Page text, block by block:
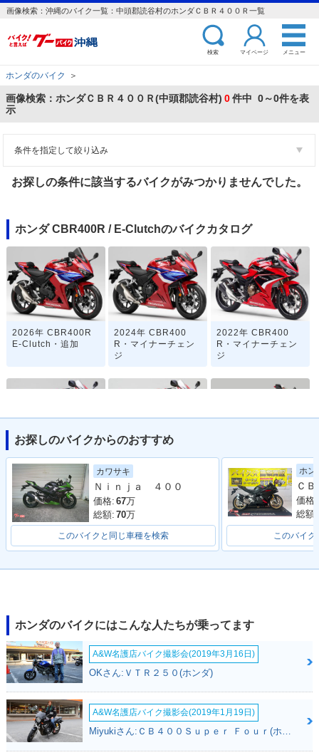
画像検索：沖縄のバイク一覧：中頭郡読谷村のホンダＣＢＲ４００Ｒ一覧
検索 マイページ メニュー
ホンダのバイク ＞
画像検索：ホンダＣＢＲ４００Ｒ(中頭郡読谷村) 0件中 0～0件を表
示
条件を指定して絞り込み
お探しの条件に該当するバイクがみつかりませんでした。
ホンダ CBR400R / E-Clutchのバイクカタログ
2026年 CBR400R
E-Clutch・追加
2024年 CBR400
R・マイナーチェン
ジ
2022年 CBR400
R・マイナーチェン
ジ
2020年 CBR400
R・カラーチェンジ
2019年 CBR400
R・フルモデルチェ
ンジ
R・カラーチェンジ
ェンジ
2016年 CBR400
R・フルモデルチェ
ンジ
2013年 CBR400R
ABS・新登場
2013年 CBR400
R・新登場
お探しのバイクからのおすすめ
カワサキ
Ｎｉｎｊａ ４００
価格: 67万
総額: 70万
このバイクと同じ車種を検索
ホン
価格:
総額:
このバイク
ホンダのバイクにはこんな人たちが乗ってます
A&W名護店バイク撮影会(2019年3月16日)
OKさん:ＶＴＲ２５０(ホンダ)
A&W名護店バイク撮影会(2019年1月19日)
Miyukiさん:ＣＢ４００Ｓｕｐｅｒ Ｆｏｕｒ(ホンダ)